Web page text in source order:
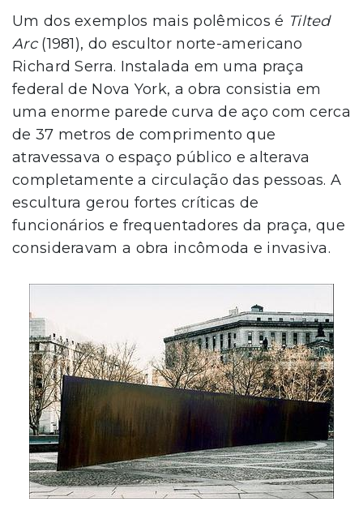
Um dos exemplos mais polêmicos é Tilted
Arc(1981), do escultor norte-americano
Richard Serra. Instalada em uma praça
federal de Nova York, a obra consistia em
uma enorme parede curva de aço com cerca
de 37 metros de comprimento que
atravessava o espaço público e alterava
completamente a circulação das pessoas. A
escultura gerou fortes críticas de
funcionários e frequentadores da praça, que
consideravam a obra incômoda e invasiva.